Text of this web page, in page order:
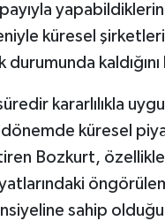
küresel
durumunda
kararlılıkla
küresel
Bozkurt, özellikle
sahip